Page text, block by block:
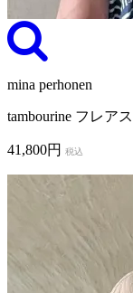
mina perhonen
tambourine フレア
41,800円 税込